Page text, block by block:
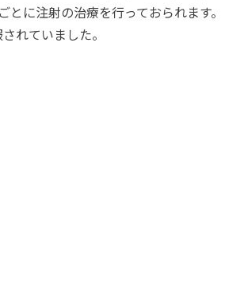
に注射の治療を行っておられます。
れていました。